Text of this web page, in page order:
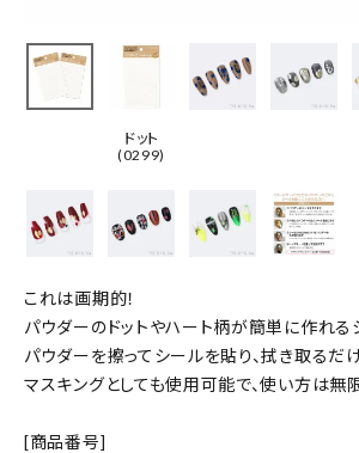
ドット
(0299)
これは画期的！
パウダーのドットやハート柄が簡単に作れる
パウダーを擦ってシールを貼り、拭き取るだけ
マスキングとしても使用可能で、使い方は無
[商品番号]